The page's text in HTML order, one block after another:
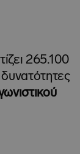
265.100